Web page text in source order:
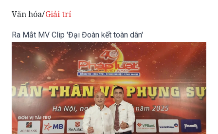
Văn hóa/Giải trí
Ra Mắt MV Clip 'Đại Đoàn kết toàn dân'